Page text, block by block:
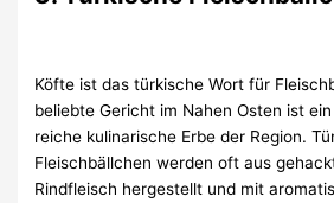
Köfte ist das türkische Wort für
beliebte Gericht im Nahen Osten ist
reiche kulinarische Erbe der Region.
Fleischbällchen werden oft aus
Rindfleisch hergestellt und mit